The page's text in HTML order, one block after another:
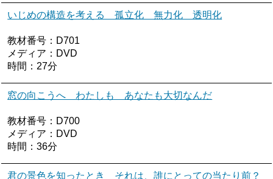
いじめの構造を考える 孤立化 無力化 透明化
教材番号：D701
メディア：DVD
時間：27分
窓の向こうへ わたしも あなたも大切なんだ
教材番号：D700
メディア：DVD
時間：36分
君の景色を知ったとき それは、誰にとっての当たり前？